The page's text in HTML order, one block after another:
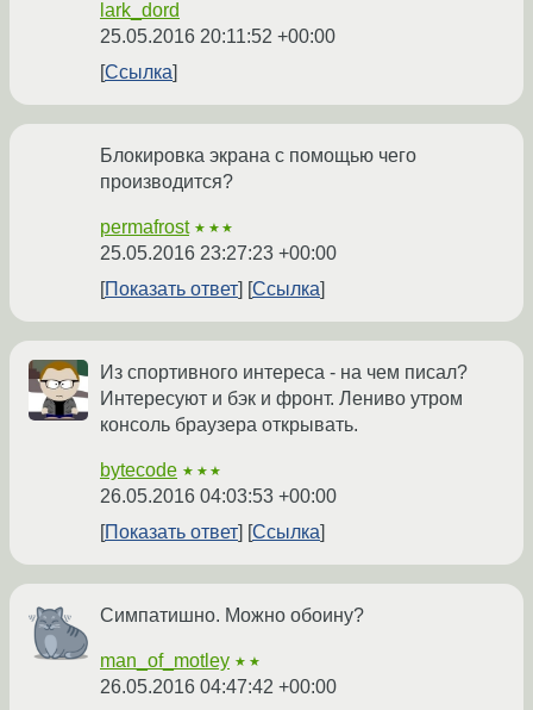
lark_dord
25.05.2016 20:11:52 +00:00
Ссылка
Блокировка экрана с помощью чего
производится?
permafrost ★★★
25.05.2016 23:27:23 +00:00
Показать ответ
Ссылка
Из спортивного интереса - на чем писал?
Интересуют и бэк и фронт. Лениво утром
консоль браузера открывать.
bytecode ★★★
26.05.2016 04:03:53 +00:00
Показать ответ
Ссылка
Симпатишно. Можно обоину?
man_of_motley ★★
26.05.2016 04:47:42 +00:00